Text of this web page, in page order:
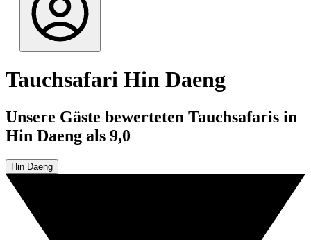
Tauchsafari Hin Daeng
Unsere Gäste bewerteten Tauchsafaris in
Hin Daeng als 9,0
Hin Daeng